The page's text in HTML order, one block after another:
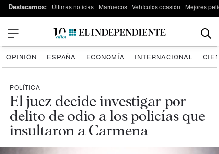
Destacamos: Últimas noticias Marruecos Vehículos ocasión Mejores
OPINIÓN ESPAÑA ECONOMÍA INTERNACIONAL
POLÍTICA
El juez decide investigar por
delito de odio a los policías que
insultaron a Carmena